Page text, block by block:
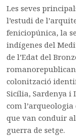
Les seves
l’estudi de
feniciopúnica, la
indígenes del
de l’Edat del
colonització
Sicília, Sardenya
com
que van conduir
guerra de setge.